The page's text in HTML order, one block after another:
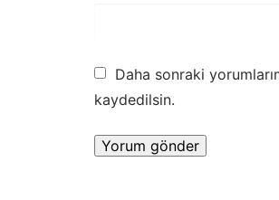
Daha sonraki
kaydedilsin.